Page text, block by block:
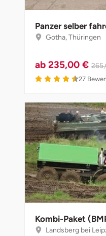
Panzer selber
Gotha, Thüringen
ab 235,00 €
4.5 von
27
Kombi-Paket
Landsberg bei
Flensburg
Frankfurt am Main
Freiberg
Freiburg